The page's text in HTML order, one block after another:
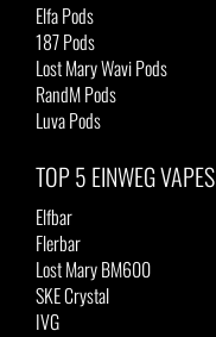
Elfa Pods
187 Pods
Lost Mary Wavi Pods
RandM Pods
Luva Pods
TOP 5 EINWEG VAPES
Elfbar
Flerbar
Lost Mary BM600
SKE Crystal
IVG